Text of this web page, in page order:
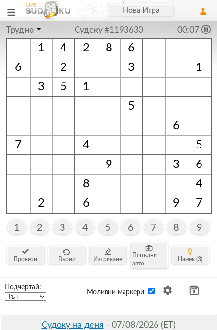
Нова Игра
Трудно Судоку #1193630 00:07
1 4 2 8
6
6
2 3
1
3
5
1
5
6
7
4
5
9
3
6
8
4
2
6 9 7
1 2 3 4 5 6 7 8 9
Провери Върни Изтриване
Попълни
авто
Намек (3)
Подчертай:
Моливни маркери
Судоку на деня - 07/08/2026 (ET)